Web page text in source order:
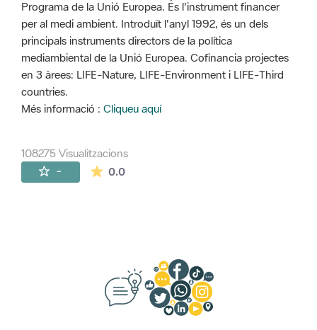
Programa de la Unió Europea. És l'instrument financer
per al medi ambient. Introduït l'anyl 1992, és un dels
principals instruments directors de la política
mediambiental de la Unió Europea. Cofinancia projectes
en 3 àrees: LIFE-Nature, LIFE-Environment i LIFE-Third
countries.
Més informació : Cliqueu aquí
108275 Visualitzacions
- 0.0La mitjana de les valoracions és de 0